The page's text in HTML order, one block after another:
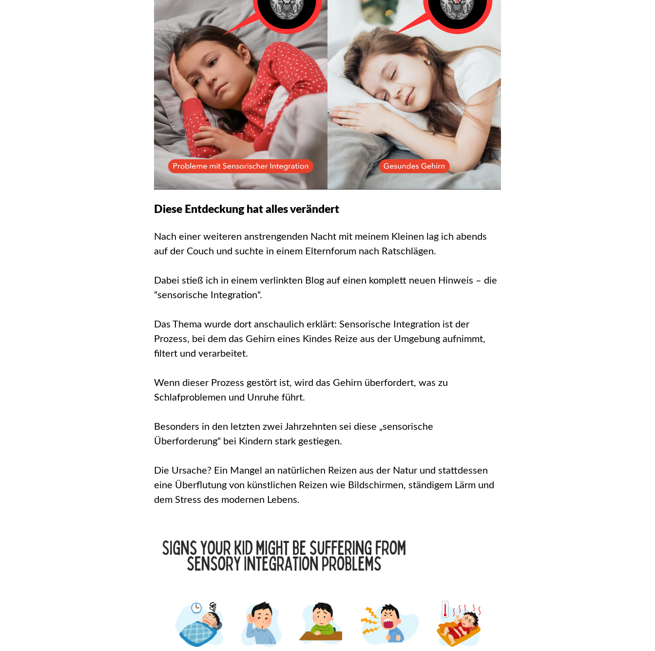
Diese Entdeckung hat alles verändert
Nach einer weiteren anstrengenden Nacht mit meinem Kleinen lag ich abends
auf der Couch und suchte in einem Elternforum nach Ratschlägen.
Dabei stieß ich in einem verlinkten Blog auf einen komplett neuen Hinweis – die
“sensorische Integration“.
Das Thema wurde dort anschaulich erklärt: Sensorische Integration ist der
Prozess, bei dem das Gehirn eines Kindes Reize aus der Umgebung aufnimmt,
filtert und verarbeitet.
Wenn dieser Prozess gestört ist, wird das Gehirn überfordert, was zu
Schlafproblemen und Unruhe​ führt.
Besonders in den letzten zwei Jahrzehnten sei diese „sensorische
Überforderung“ bei Kindern stark gestiegen.
Die Ursache? Ein Mangel an natürlichen Reizen aus der Natur und stattdessen
eine Überflutung von künstlichen Reizen wie Bildschirmen, ständigem Lärm und
dem Stress des modernen Lebens​.